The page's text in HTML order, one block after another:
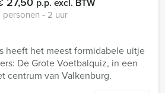
personen ‐ 2 uur
heeft het meest formidabele uitje
De Grote Voetbalquiz, in een
centrum van Valkenburg.